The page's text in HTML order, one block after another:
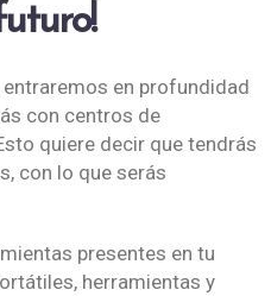
entraremos en profundidad
con centros de
quiere decir que tendrás
con lo que serás
presentes en tu
herramientas y